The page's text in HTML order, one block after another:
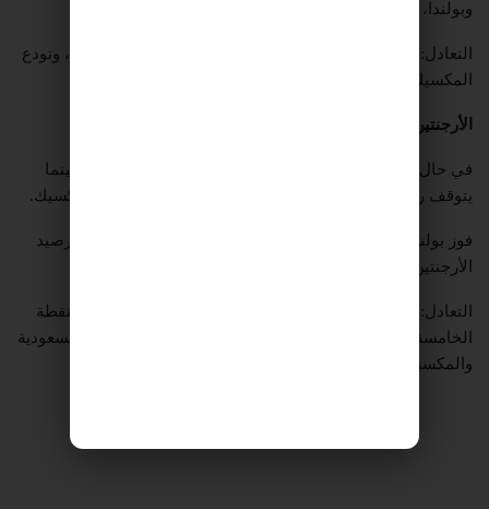
وبولندا، بينما سيودع الأخضر.
التعادل: يصبح للأخضر 4 نقاط، وينتظر نتيجة الأرجنتين وبولندا، وتودع
المكسيك البطولة.
الأرجنتين × بولندا
في حال فوز الأرجنتين: يصبح رصيدها 6 نقاط، تضمن تأهلها، بينما
يتوقف رصيد بولندا عند 4 نقاط، وتنتظر نتيجة السعودية والمكسيك.
فوز بولندا: تصل للنقطة السابعة، وتحسم التأهل، فيما يتجمد رصيد
الأرجنتين عند 3 نقاط، وتخرج من المونديال.
التعادل: تصل الأرجنتين للنقطة الرابعة، ويرتفع رصيد بولندا للنقطة
الخامسة لتتأهل مباشرة، وبالتالي ينتظر رفاق ميسي نتيجة السعودية
والمكسيك.